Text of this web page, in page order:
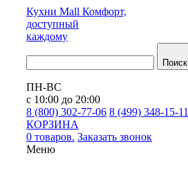
Кухни Mall Комфорт,
доступный
каждому
Поиск
ПН-ВС
с 10:00 до 20:00
8 (800) 302-77-06 8 (499) 348-15-11
КОРЗИНА
0 товаров. Заказать звонок
Меню